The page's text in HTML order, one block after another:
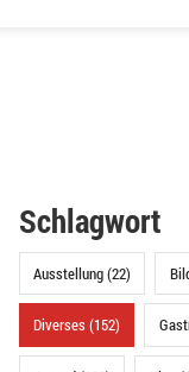
Schlagwort
Ausstellung (22)
Diverses (152)